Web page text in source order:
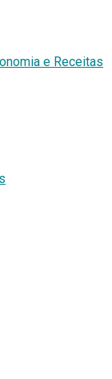
e Receitas